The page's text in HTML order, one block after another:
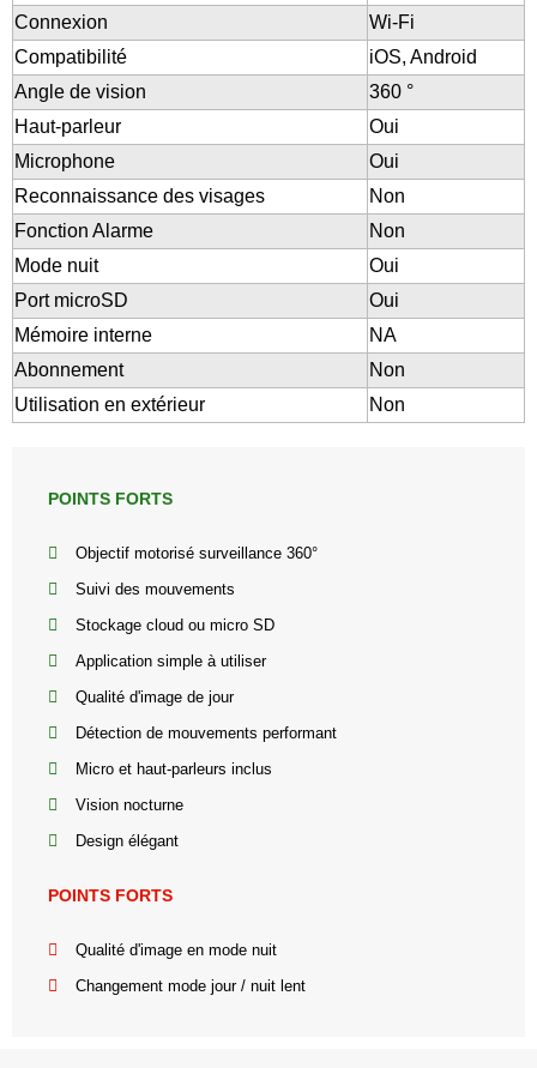
Connexion
Wi-Fi
Compatibilité
iOS, Android
Angle de vision
360 °
Haut-parleur
Oui
Microphone
Oui
Reconnaissance des visages
Non
Fonction Alarme
Non
Mode nuit
Oui
Port microSD
Oui
Mémoire interne
NA
Abonnement
Non
Utilisation en extérieur
Non
POINTS FORTS
Objectif motorisé surveillance 360°
Suivi des mouvements
Stockage cloud ou micro SD
Application simple à utiliser
Qualité d'image de jour
Détection de mouvements performant
Micro et haut-parleurs inclus
Vision nocturne
Design élégant
POINTS FORTS
Qualité d'image en mode nuit
Changement mode jour / nuit lent